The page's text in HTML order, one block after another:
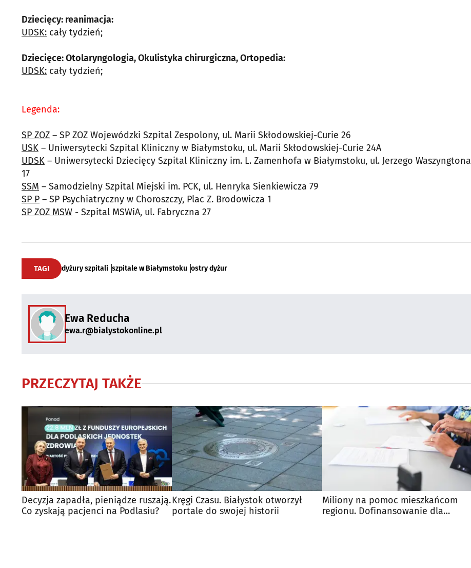
Dziecięcy: reanimacja:
UDSK: cały tydzień;
Dziecięce: Otolaryngologia, Okulistyka chirurgiczna, Ortopedia:
UDSK: cały tydzień;
Legenda:
SP ZOZ – SP ZOZ Wojewódzki Szpital Zespolony, ul. Marii Skłodowskiej-Curie 26
USK – Uniwersytecki Szpital Kliniczny w Białymstoku, ul. Marii Skłodowskiej-Curie 24A
UDSK – Uniwersytecki Dziecięcy Szpital Kliniczny im. L. Zamenhofa w Białymstoku, ul. Jerzego Waszyngtona
17
SSM – Samodzielny Szpital Miejski im. PCK, ul. Henryka Sienkiewicza 79
SP P – SP Psychiatryczny w Choroszczy, Plac Z. Brodowicza 1
SP ZOZ MSW - Szpital MSWiA, ul. Fabryczna 27
TAGI dyżury szpitali szpitale w Białymstoku ostry dyżur
Ewa Reducha
ewa.r@bialystokonline.pl
PRZECZYTAJ TAKŻE
Decyzja zapadła, pieniądze ruszają.
Co zyskają pacjenci na Podlasiu?
Kręgi Czasu. Białystok otworzył
portale do swojej historii
Miliony na pomoc mieszkańcom
regionu. Dofinansowanie dla